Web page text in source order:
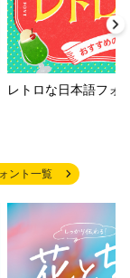
レトロな日本語フォ
ント一覧